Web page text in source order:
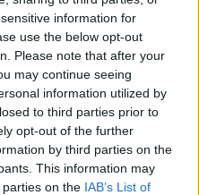
information for
use the below opt-out
Please note that after your
may continue seeing
information utilized by
to third parties prior to
opt-out of the further
by third parties on the
This information may
on the IAB’s List of